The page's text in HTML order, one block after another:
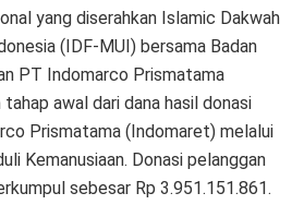
yang diserahkan Islamic Dakwah
(IDF-MUI) bersama Badan
PT Indomarco Prismatama
awal dari dana hasil donasi
Prismatama (Indomaret) melalui
Kemanusiaan. Donasi pelanggan
sebesar Rp 3.951.151.861.